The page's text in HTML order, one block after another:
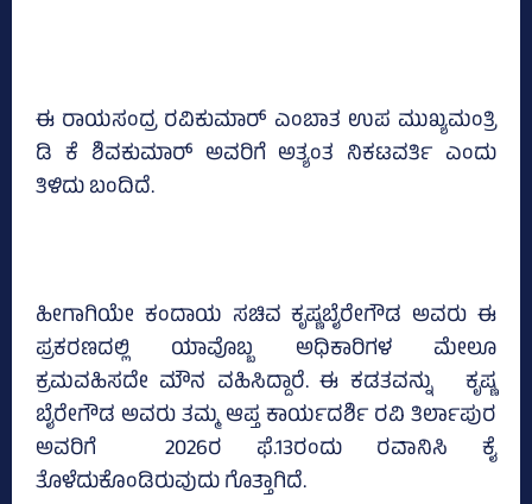
ಈ ರಾಯಸಂದ್ರ ರವಿಕುಮಾರ್ ಎಂಬಾತ ಉಪ ಮುಖ್ಯಮಂತ್ರಿ
ಡಿ ಕೆ ಶಿವಕುಮಾರ್ ಅವರಿಗೆ ಅತ್ಯಂತ ನಿಕಟವರ್ತಿ ಎಂದು
ತಿಳಿದು ಬಂದಿದೆ.
ಹೀಗಾಗಿಯೇ ಕಂದಾಯ ಸಚಿವ ಕೃಷ್ಣಬೈರೇಗೌಡ ಅವರು ಈ
ಪ್ರಕರಣದಲ್ಲಿ ಯಾವೊಬ್ಬ ಅಧಿಕಾರಿಗಳ ಮೇಲೂ
ಕ್ರಮವಹಿಸದೇ ಮೌನ ವಹಿಸಿದ್ದಾರೆ. ಈ ಕಡತವನ್ನು ಕೃಷ್ಣ
ಬೈರೇಗೌಡ ಅವರು ತಮ್ಮ ಆಪ್ತ ಕಾರ್ಯದರ್ಶಿ ರವಿ ತಿರ್ಲಾಪುರ
ಅವರಿಗೆ 2026ರ ಫೆ.13ರಂದು ರವಾನಿಸಿ ಕೈ
ತೊಳೆದುಕೊಂಡಿರುವುದು ಗೊತ್ತಾಗಿದೆ.